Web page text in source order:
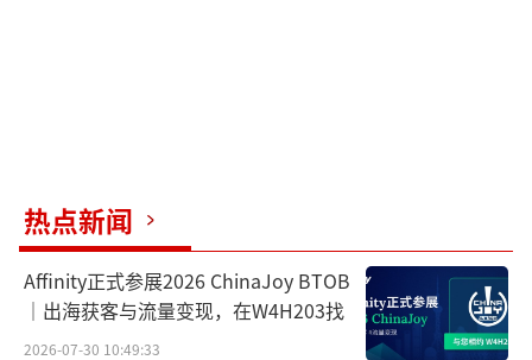
热点新闻
Affinity正式参展2026 ChinaJoy BTOB
｜出海获客与流量变现，在W4H203找
2026-07-30 10:49:33